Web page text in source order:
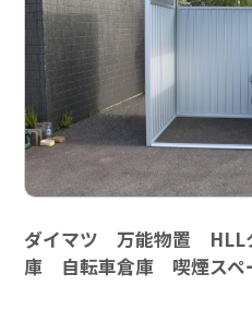
ダイマツ 万能物置 HLL
庫 自転車倉庫 喫煙スペ